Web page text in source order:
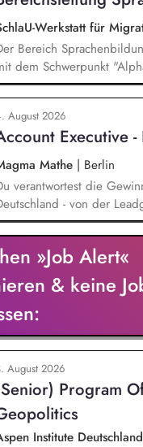
Werkstatt für
Bereich
dem Schwerpunkt
auf
und
Bildung. Der
und
mit daran
August 2026
Executive
Mathe | Berlin
verantwortest die
- von der
mit selbst
Sales-Zyklus
Konferenzen und
unsere Marke in
»Job Alert«
& keine
August 2026
Program
Institute